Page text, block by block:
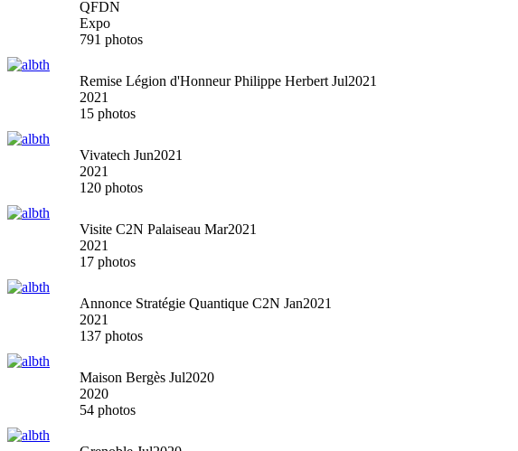
QFDN
Expo
791 photos
Remise Légion d'Honneur Philippe Herbert Jul2021
2021
15 photos
Vivatech Jun2021
2021
120 photos
Visite C2N Palaiseau Mar2021
2021
17 photos
Annonce Stratégie Quantique C2N Jan2021
2021
137 photos
Maison Bergès Jul2020
2020
54 photos